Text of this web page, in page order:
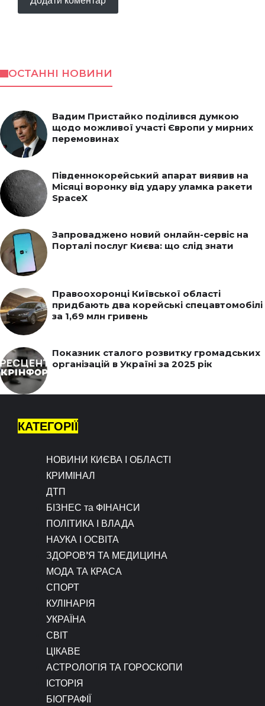
ОСТАННІ НОВИНИ
Вадим Пристайко поділився думкою
щодо можливої участі Європи у мирних
перемовинах
Південнокорейський апарат виявив на
Місяці воронку від удару уламка ракети
SpaceX
Запроваджено новий онлайн-сервіс на
Порталі послуг Києва: що слід знати
Правоохоронці Київської області
придбають два корейські спецавтомобілі
за 1,69 млн гривень
Показник сталого розвитку громадських
організацій в Україні за 2025 рік
КАТЕГОРІЇ
НОВИНИ КИЄВА І ОБЛАСТІ
КРИМІНАЛ
ДТП
БІЗНЕС та ФІНАНСИ
ПОЛІТИКА І ВЛАДА
НАУКА І ОСВІТА
ЗДОРОВ’Я ТА МЕДИЦИНА
МОДА ТА КРАСА
СПОРТ
КУЛІНАРІЯ
УКРАЇНА
СВІТ
ЦІКАВЕ
АСТРОЛОГІЯ ТА ГОРОСКОПИ
ІСТОРІЯ
БІОГРАФІЇ